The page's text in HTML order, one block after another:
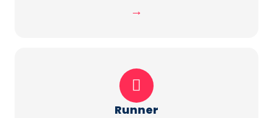
→
Runner